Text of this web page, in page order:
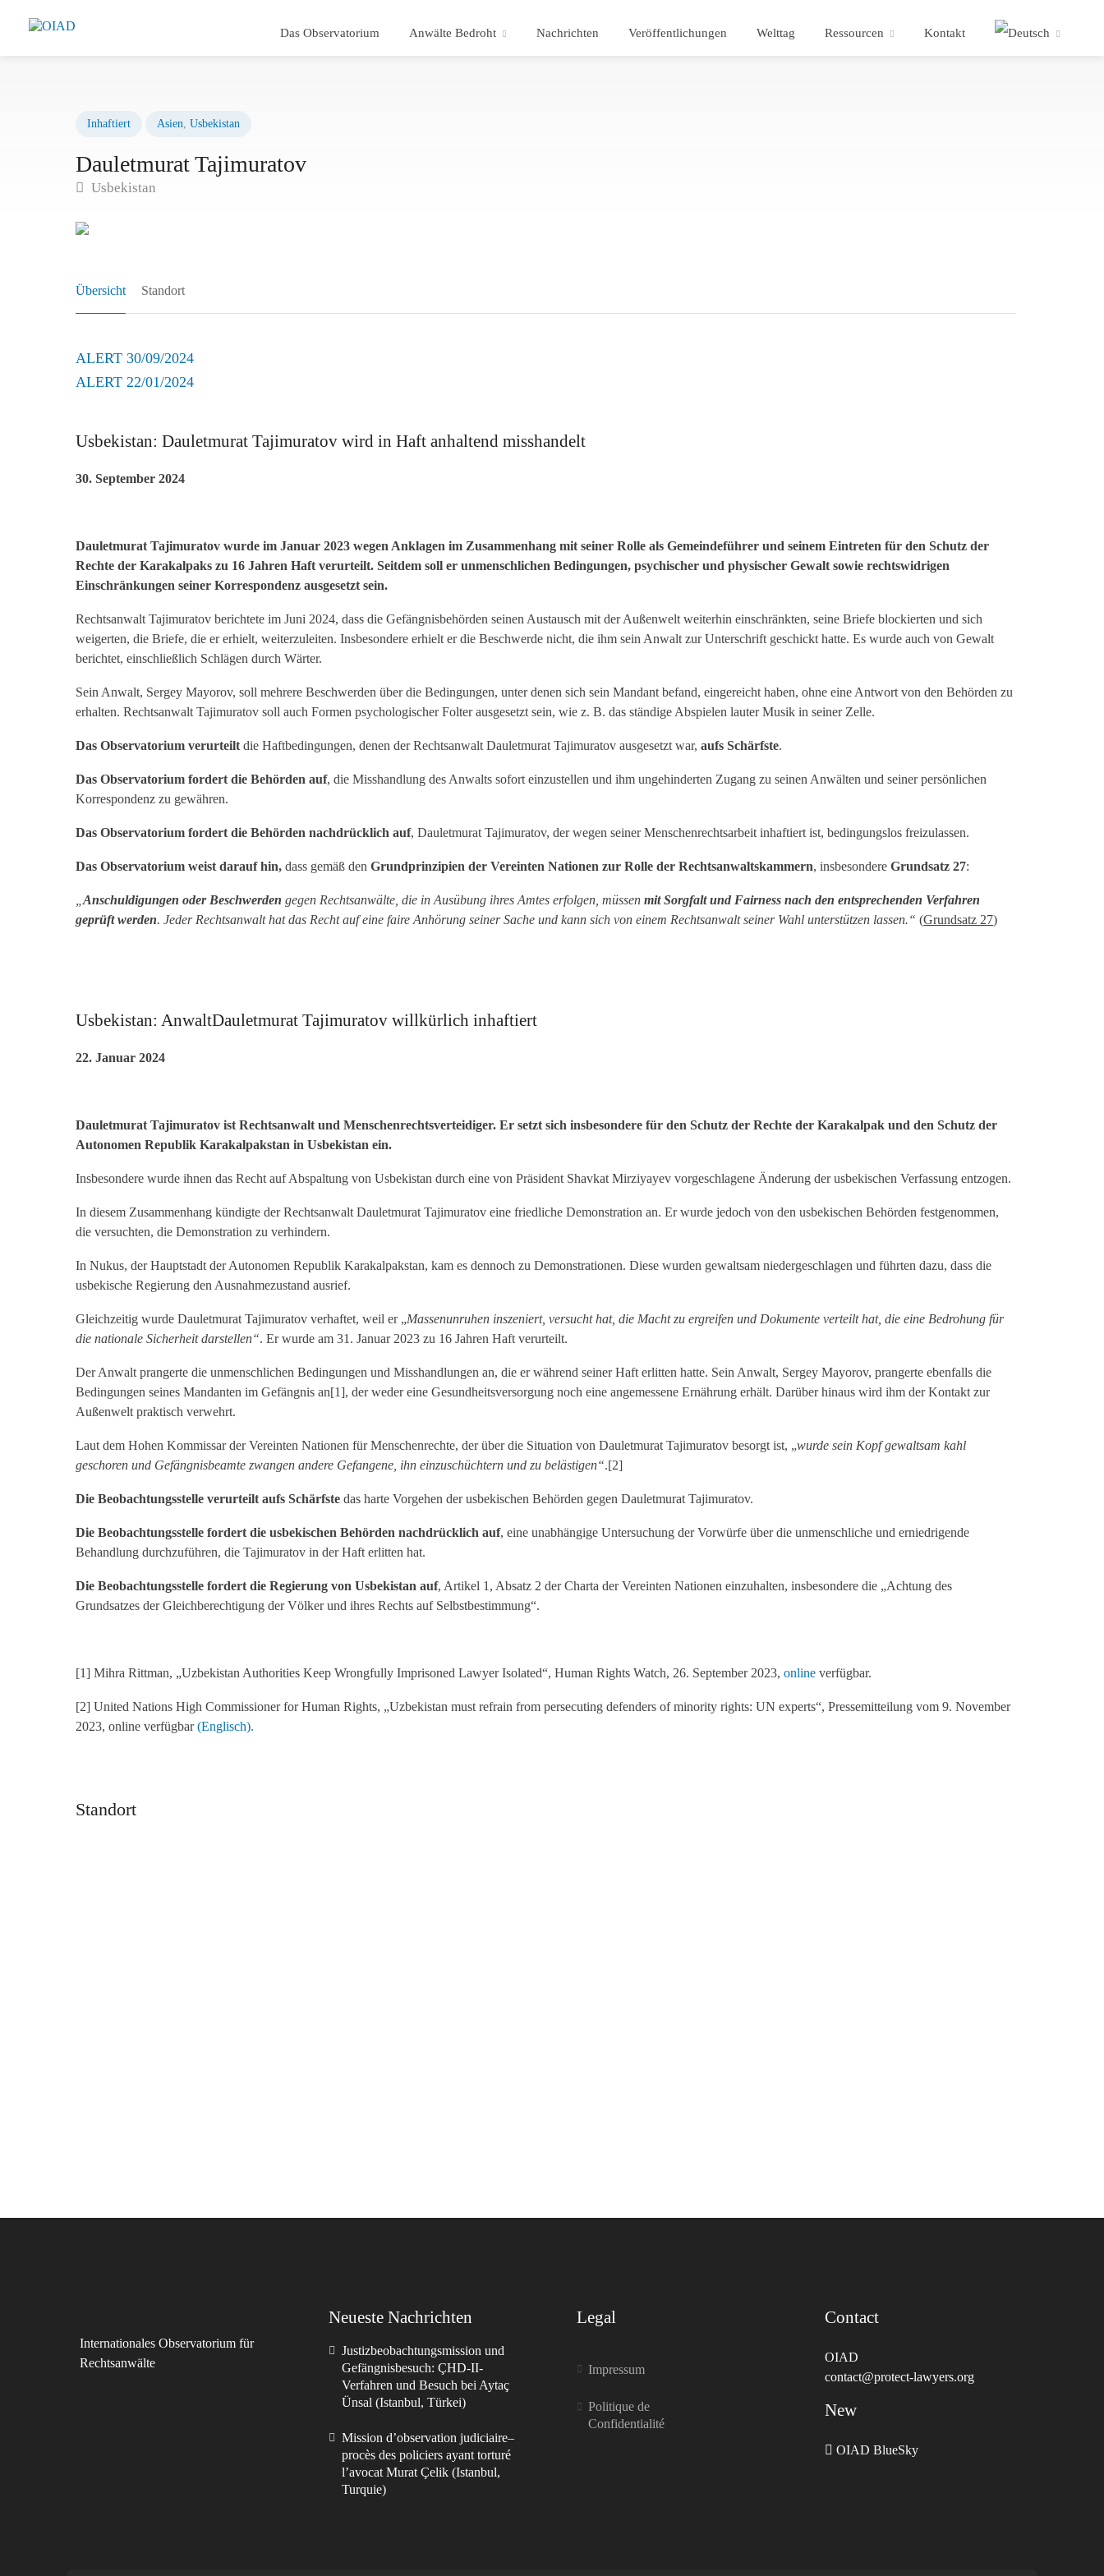
Das Observatorium Anwälte Bedroht Nachrichten Veröffentlichungen Welttag Ressourcen Kontakt
Inhaftiert Asien,Usbekistan
Dauletmurat Tajimuratov
Usbekistan
Übersicht Standort
ALERT 30/09/2024
ALERT 22/01/2024
Usbekistan: Dauletmurat Tajimuratov wird in Haft anhaltend misshandelt
30. September 2024
Dauletmurat Tajimuratov wurde im Januar 2023 wegen Anklagen im Zusammenhang mit seiner Rolle als Gemeindeführer und seinem Eintreten für den Schutz der
Rechte der Karakalpaks zu 16 Jahren Haft verurteilt. Seitdem soll er unmenschlichen Bedingungen, psychischer und physischer Gewalt sowie rechtswidrigen
Einschränkungen seiner Korrespondenz ausgesetzt sein.
Rechtsanwalt Tajimuratov berichtete im Juni 2024, dass die Gefängnisbehörden seinen Austausch mit der Außenwelt weiterhin einschränkten, seine Briefe blockierten und sich
weigerten, die Briefe, die er erhielt, weiterzuleiten. Insbesondere erhielt er die Beschwerde nicht, die ihm sein Anwalt zur Unterschrift geschickt hatte. Es wurde auch von Gewalt
berichtet, einschließlich Schlägen durch Wärter.
Sein Anwalt, Sergey Mayorov, soll mehrere Beschwerden über die Bedingungen, unter denen sich sein Mandant befand, eingereicht haben, ohne eine Antwort von den Behörden zu
erhalten. Rechtsanwalt Tajimuratov soll auch Formen psychologischer Folter ausgesetzt sein, wie z. B. das ständige Abspielen lauter Musik in seiner Zelle.
Das Observatorium verurteiltdie Haftbedingungen, denen der Rechtsanwalt Dauletmurat Tajimuratov ausgesetzt war,aufs Schärfste.
Das Observatorium fordert die Behörden auf, die Misshandlung des Anwalts sofort einzustellen und ihm ungehinderten Zugang zu seinen Anwälten und seiner persönlichen
Korrespondenz zu gewähren.
Das Observatorium fordert die Behörden nachdrücklich auf, Dauletmurat Tajimuratov, der wegen seiner Menschenrechtsarbeit inhaftiert ist, bedingungslos freizulassen.
Das Observatorium weist darauf hin,dass gemäß denGrundprinzipien der Vereinten Nationen zur Rolle der Rechtsanwaltskammern, insbesondereGrundsatz 27:
„Anschuldigungen oder Beschwerdengegen Rechtsanwälte, die in Ausübung ihres Amtes erfolgen, müssenmit Sorgfalt und Fairness nach den entsprechenden Verfahren
geprüft werden. Jeder Rechtsanwalt hat das Recht auf eine faire Anhörung seiner Sache und kann sich von einem Rechtsanwalt seiner Wahl unterstützen lassen.“(Grundsatz 27)
Usbekistan: AnwaltDauletmurat Tajimuratov willkürlich inhaftiert
22. Januar 2024
Dauletmurat Tajimuratov ist Rechtsanwalt und Menschenrechtsverteidiger. Er setzt sich insbesondere für den Schutz der Rechte der Karakalpak und den Schutz der
Autonomen Republik Karakalpakstan in Usbekistan ein.
Insbesondere wurde ihnen das Recht auf Abspaltung von Usbekistan durch eine von Präsident Shavkat Mirziyayev vorgeschlagene Änderung der usbekischen Verfassung entzogen.
In diesem Zusammenhang kündigte der Rechtsanwalt Dauletmurat Tajimuratov eine friedliche Demonstration an. Er wurde jedoch von den usbekischen Behörden festgenommen,
die versuchten, die Demonstration zu verhindern.
In Nukus, der Hauptstadt der Autonomen Republik Karakalpakstan, kam es dennoch zu Demonstrationen. Diese wurden gewaltsam niedergeschlagen und führten dazu, dass die
usbekische Regierung den Ausnahmezustand ausrief.
Gleichzeitig wurde Dauletmurat Tajimuratov verhaftet, weil er „Massenunruhen inszeniert, versucht hat, die Macht zu ergreifen und Dokumente verteilt hat, die eine Bedrohung für
die nationale Sicherheit darstellen“. Er wurde am 31. Januar 2023 zu 16 Jahren Haft verurteilt.
Der Anwalt prangerte die unmenschlichen Bedingungen und Misshandlungen an, die er während seiner Haft erlitten hatte. Sein Anwalt, Sergey Mayorov, prangerte ebenfalls die
Bedingungen seines Mandanten im Gefängnis an[1], der weder eine Gesundheitsversorgung noch eine angemessene Ernährung erhält. Darüber hinaus wird ihm der Kontakt zur
Außenwelt praktisch verwehrt.
Laut dem Hohen Kommissar der Vereinten Nationen für Menschenrechte, der über die Situation von Dauletmurat Tajimuratov besorgt ist, „wurde sein Kopf gewaltsam kahl
geschoren und Gefängnisbeamte zwangen andere Gefangene, ihn einzuschüchtern und zu belästigen“.[2]
Die Beobachtungsstelle verurteilt aufs Schärfstedas harte Vorgehen der usbekischen Behörden gegen Dauletmurat Tajimuratov.
Die Beobachtungsstelle fordert die usbekischen Behörden nachdrücklich auf, eine unabhängige Untersuchung der Vorwürfe über die unmenschliche und erniedrigende
Behandlung durchzuführen, die Tajimuratov in der Haft erlitten hat.
Die Beobachtungsstelle fordert die Regierung von Usbekistan auf, Artikel 1, Absatz 2 der Charta der Vereinten Nationen einzuhalten, insbesondere die „Achtung des
Grundsatzes der Gleichberechtigung der Völker und ihres Rechts auf Selbstbestimmung“.
[1] Mihra Rittman, „Uzbekistan Authorities Keep Wrongfully Imprisoned Lawyer Isolated“, Human Rights Watch, 26. September 2023,online verfügbar.
[2] United Nations High Commissioner for Human Rights, „Uzbekistan must refrain from persecuting defenders of minority rights: UN experts“, Pressemitteilung vom 9. November
2023, online verfügbar(Englisch).
Standort
Internationales Observatorium für
Rechtsanwälte
Neueste Nachrichten
Justizbeobachtungsmission und
Gefängnisbesuch: ÇHD-II-
Verfahren und Besuch bei Aytaç
Ünsal (Istanbul, Türkei)
Mission d’observation judiciaire–
procès des policiers ayant torturé
l’avocat Murat Çelik (Istanbul,
Turquie)
Legal
Impressum
Politique de
Confidentialité
Contact
OIAD
contact@protect-lawyers.org
New
OIAD BlueSky